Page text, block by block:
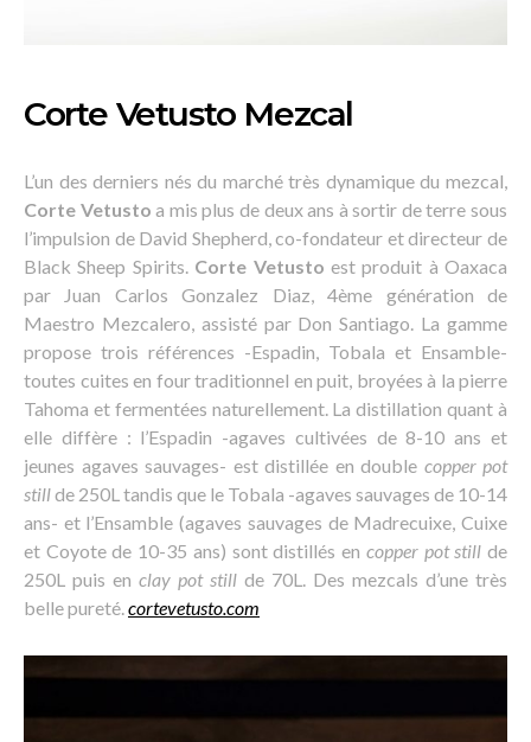
Corte Vetusto Mezcal
L’un des derniers nés du marché très dynamique du mezcal,
Corte Vetusto a mis plus de deux ans à sortir de terre sous
l’impulsion de David Shepherd, co-fondateur et directeur de
Black Sheep Spirits. Corte Vetusto est produit à Oaxaca
par Juan Carlos Gonzalez Diaz, 4ème génération de
Maestro Mezcalero, assisté par Don Santiago. La gamme
propose trois références -Espadin, Tobala et Ensamble-
toutes cuites en four traditionnel en puit, broyées à la pierre
Tahoma et fermentées naturellement. La distillation quant à
elle diffère : l’Espadin -agaves cultivées de 8-10 ans et
jeunes agaves sauvages- est distillée en double copper pot
stillde 250L tandis que le Tobala -agaves sauvages de 10-14
ans- et l’Ensamble (agaves sauvages de Madrecuixe, Cuixe
et Coyote de 10-35 ans) sont distillés en copper pot still de
250L puis en clay pot still de 70L. Des mezcals d’une très
belle pureté.cortevetusto.com